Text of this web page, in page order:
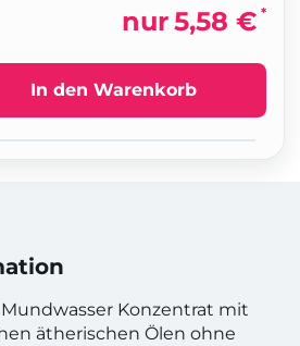
nur5,58 € *
In den Warenkorb
Konzentrat mit
ätherischen Ölen ohne